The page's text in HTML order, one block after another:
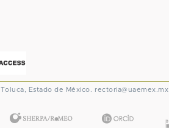
Toluca, Estado de México. rectoria@uaemex.mx